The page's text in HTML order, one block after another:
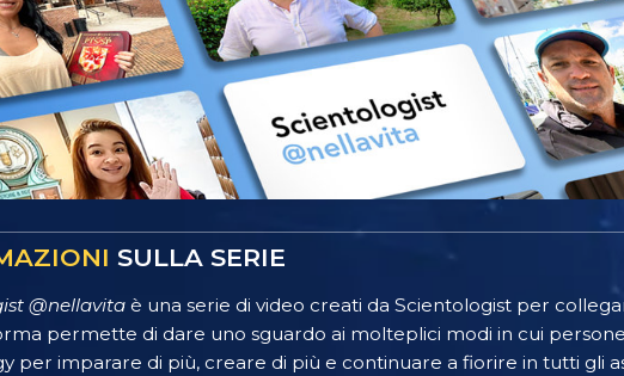
SULLA SERIE
@nellavita è una serie di video creati da Scientologist per
permette di dare uno sguardo ai molteplici modi in cui
per imparare di più, creare di più e continuare a fiorire in tutti gli